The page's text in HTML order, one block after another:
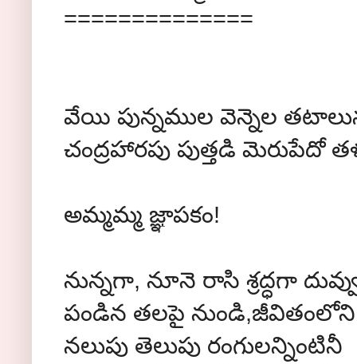
==============
వేయి పున్నముల వెన్నెల
చంద్రహారపు పుత్తడి మెరుపేదో
అమ్మమ్మ జ్ఞాపకం!
నున్నగా, నూనె రాసి శ్రద్ధగా
పండిన తలపై నుండి,జీవితంలోని
నలుపు తెలుపు రంగులన్నింటినీ